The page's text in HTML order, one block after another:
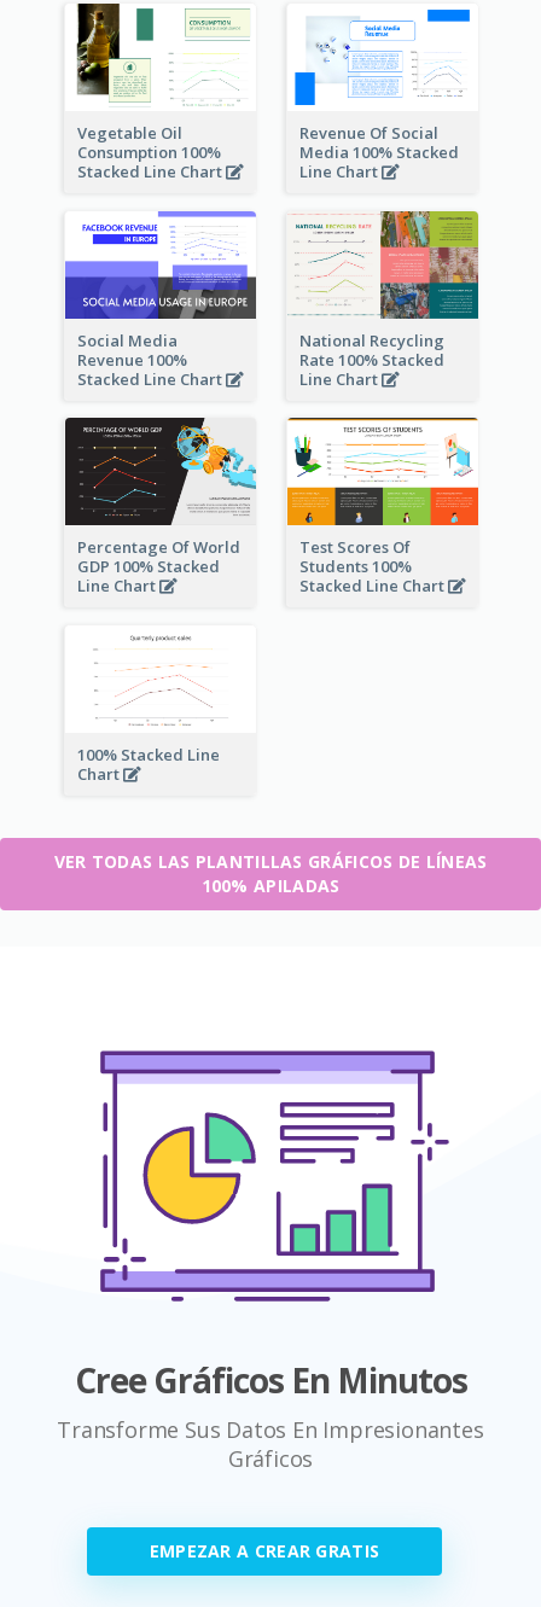
Vegetable Oil
Consumption 100%
Stacked Line Chart
Revenue Of Social
Media 100% Stacked
Line Chart
Social Media
Revenue 100%
Stacked Line Chart
National Recycling
Rate 100% Stacked
Line Chart
Percentage Of World
GDP 100% Stacked
Line Chart
Test Scores Of
Students 100%
Stacked Line Chart
100% Stacked Line
Chart
VER TODAS LAS PLANTILLAS GRÁFICOS DE LÍNEAS
100% APILADAS
Cree Gráficos En Minutos
Transforme Sus Datos En Impresionantes
Gráficos
EMPEZAR A CREAR GRATIS